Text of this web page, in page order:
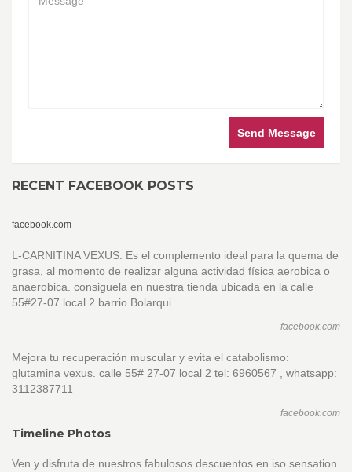
Send Message
RECENT FACEBOOK POSTS
facebook.com
L-CARNITINA VEXUS: Es el complemento ideal para la quema de
grasa, al momento de realizar alguna actividad física aerobica o
anaerobica. consiguela en nuestra tienda ubicada en la calle
55#27-07 local 2 barrio Bolarqui
facebook.com
Mejora tu recuperación muscular y evita el catabolismo:
glutamina vexus. calle 55# 27-07 local 2 tel: 6960567 , whatsapp:
3112387711
facebook.com
Timeline Photos
Ven y disfruta de nuestros fabulosos descuentos en iso sensation